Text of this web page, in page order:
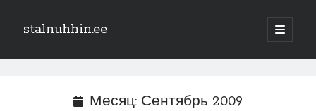
stalnuhhin.ee
отрыть
Боковая
Месяц: Сентябрь 2009